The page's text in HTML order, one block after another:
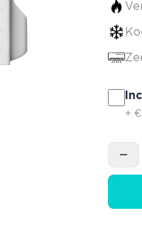
+ €